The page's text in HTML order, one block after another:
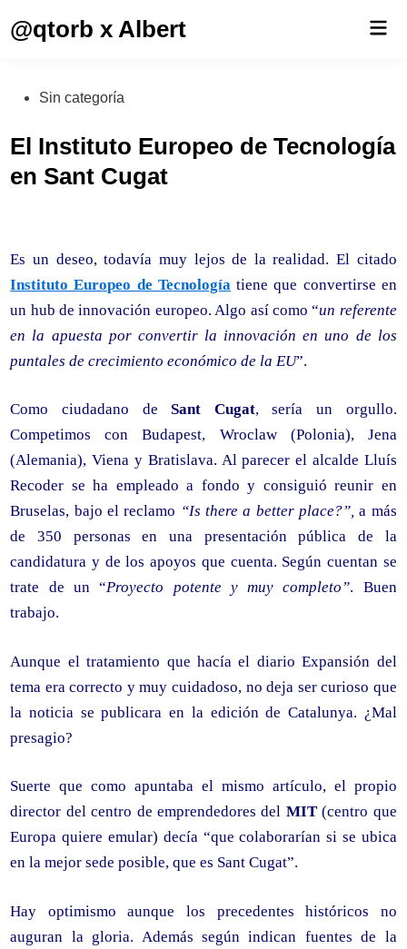
@qtorb x Albert
Publicado
Sin categoría
El Instituto Europeo de Tecnología
en Sant Cugat
Es un deseo, todavía muy lejos de la realidad. El citado
Instituto Europeo de Tecnología tiene que convertirse en
un hub de innovación europeo. Algo así como “un referente
en la apuesta por convertir la innovación en uno de los
puntales de crecimiento económico de la EU”.
Como ciudadano deSant Cugat, sería un orgullo.
Competimos con Budapest, Wroclaw (Polonia), Jena
(Alemania), Viena y Bratislava. Al parecer el alcalde Lluís
Recoder se ha empleado a fondo y consiguió reunir en
Bruselas, bajo el reclamo “Is there a better place?”, a más
de 350 personas en una presentación pública de la
candidatura y de los apoyos que cuenta. Según cuentan se
trate de un “Proyecto potente y muy completo”. Buen
trabajo.
Aunque el tratamiento que hacía el diario Expansión del
tema era correcto y muy cuidadoso, no deja ser curioso que
la noticia se publicara en la edición de Catalunya. ¿Mal
presagio?
Suerte que como apuntaba el mismo artículo, el propio
director del centro de emprendedores del MIT(centro que
Europa quiere emular) decía “que colaborarían si se ubica
en la mejor sede posible, que es Sant Cugat”.
Hay optimismo aunque los precedentes históricos no
auguran la gloria. Además según indican fuentes de la